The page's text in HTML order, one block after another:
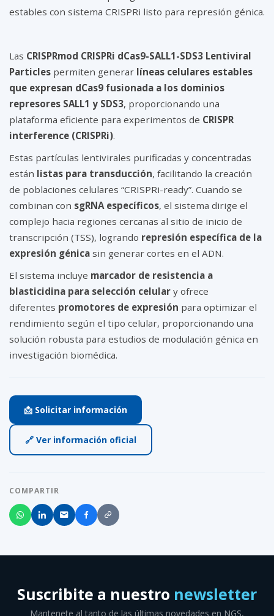
estables con sistema CRISPRi listo para represión génica.
Las CRISPRmod CRISPRi dCas9-SALL1-SDS3 Lentiviral
Particles permiten generar líneas celulares estables
que expresan dCas9 fusionada a los dominios
represores SALL1 y SDS3, proporcionando una
plataforma eficiente para experimentos de CRISPR
interference (CRISPRi).
Estas partículas lentivirales purificadas y concentradas
están listas para transducción, facilitando la creación
de poblaciones celulares “CRISPRi-ready”. Cuando se
combinan con sgRNA específicos, el sistema dirige el
complejo hacia regiones cercanas al sitio de inicio de
transcripción (TSS), logrando represión específica de la
expresión génica sin generar cortes en el ADN.
El sistema incluye marcador de resistencia a
blasticidina para selección celular y ofrece
diferentes promotores de expresión para optimizar el
rendimiento según el tipo celular, proporcionando una
solución robusta para estudios de modulación génica en
investigación biomédica.
📩 Solicitar información
🔗 Ver información oficial
COMPARTIR
Suscribite a nuestro newsletter
Mantenete al tanto de las últimas novedades en NGS,